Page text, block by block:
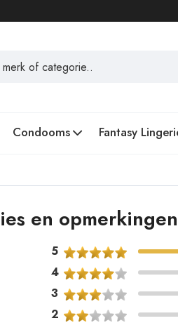
Condooms Fantasy
en opmerkingen
5
4
3
2